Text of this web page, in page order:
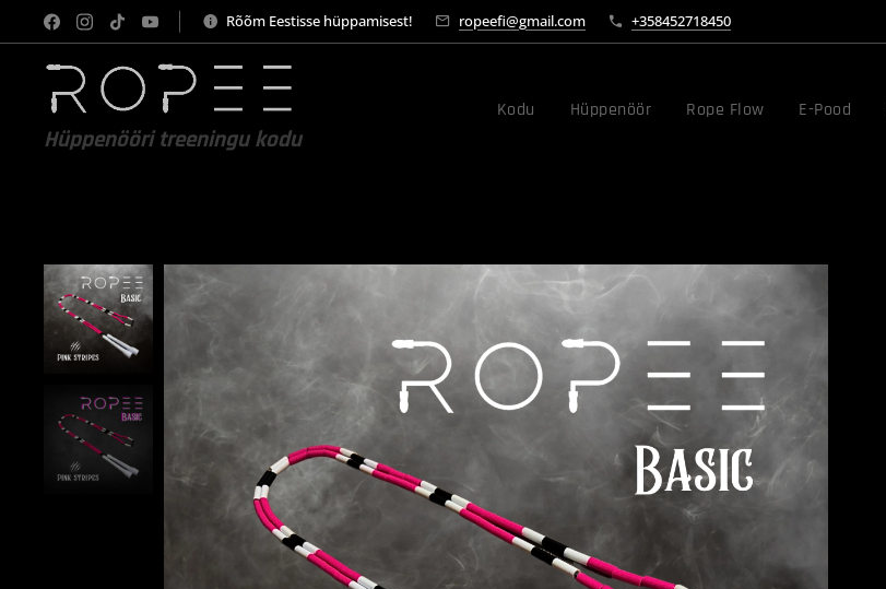
Rõõm Eestisse hüppamisest! ropeefi@gmail.com +358452718450
Hüppenööri treeningu kodu
Kodu Hüppenöör Rope Flow E-Pood